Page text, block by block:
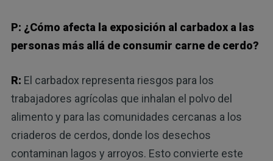
P: ¿Cómo afecta la exposición al carbadox a las
personas más allá de consumir carne de cerdo?
R: El carbadox representa riesgos para los
trabajadores agrícolas que inhalan el polvo del
alimento y para las comunidades cercanas a los
criaderos de cerdos, donde los desechos
contaminan lagos y arroyos. Esto convierte este